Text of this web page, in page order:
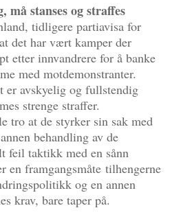
må stanses og straffes
tidligere partiavisa for
det har vært kamper der
etter innvandrere for å banke
med motdemonstranter.
er avskyelig og fullstendig
strenge straffer.
tro at de styrker sin sak med
behandling av de
feil taktikk med en sånn
en framgangsmåte tilhengerne
og en annen
krav, bare taper på.